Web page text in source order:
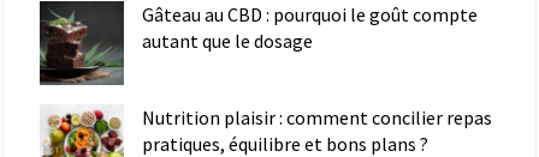
Gâteau au CBD : pourquoi le goût compte
autant que le dosage
Nutrition plaisir : comment concilier repas
pratiques, équilibre et bons plans ?